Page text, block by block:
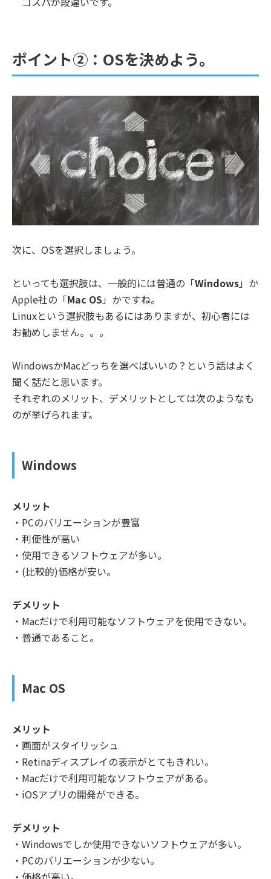
ポイント②：OSを決めよう。
次に、OSを選択しましょう。
といっても選択肢は、一般的には普通の「Windows」か
Apple社の「Mac OS 」かですね。
Linuxという選択肢もあるにはありますが、初心者には
お勧めしません。。。
WindowsかMacどっちを選べばいいの？という話はよく
聞く話だと思います。
それぞれのメリット、デメリットとしては次のようなも
のが挙げられます。
Windows
メリット
・PCのバリエーションが豊富
・利便性が高い
・使用できるソフトウェアが多い。
・(比較的)価格が安い。
デメリット
・Macだけで利用可能なソフトウェアを使用できない。
・普通であること。
Mac OS
メリット
・画面がスタイリッシュ
・Retinaディスプレイの表示がとてもきれい。
・Macだけで利用可能なソフトウェアがある。
・iOSアプリの開発ができる。
デメリット
・Windowsでしか使用できないソフトウェアが多い。
・PCのバリエーションが少ない。